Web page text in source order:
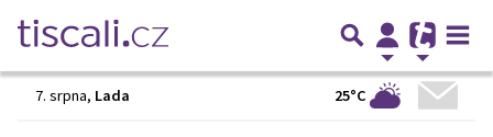
7. srpna, Lada 25°C